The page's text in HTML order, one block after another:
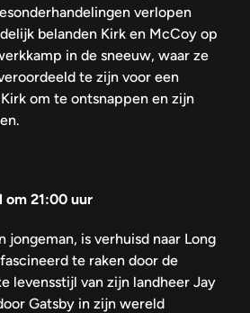
verlopen
belanden Kirk en McCoy op
in de sneeuw, waar ze
te zijn voor een
om te ontsnappen en zijn
om 21:00 uur
jongeman, is verhuisd naar Long
te raken door de
levensstijl van zijn landheer Jay
Gatsby in zijn wereld